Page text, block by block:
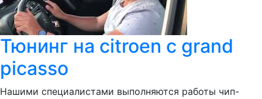
Тюнинг на citroen c grand
picasso
Нашими специалистами выполняются работы чип-